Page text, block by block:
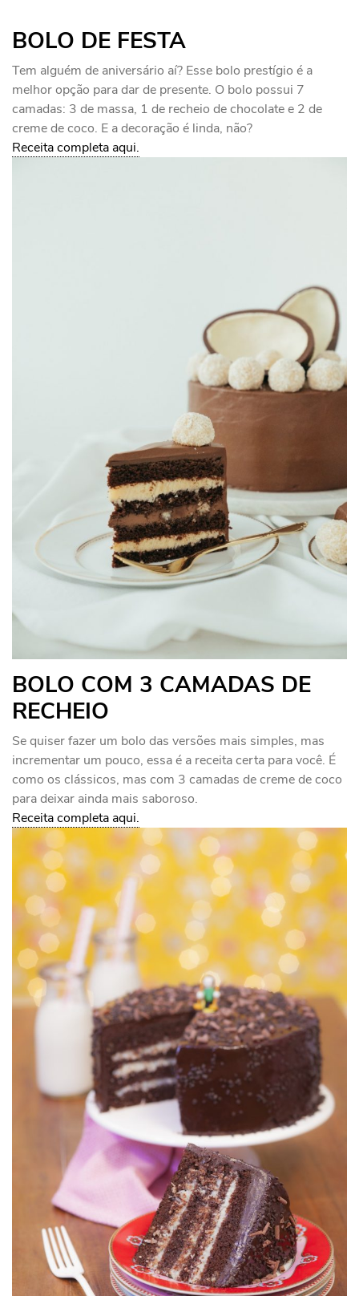
BOLO DE FESTA
Tem alguém de aniversário aí? Esse bolo prestígio é a
melhor opção para dar de presente. O bolo possui 7
camadas: 3 de massa, 1 de recheio de chocolate e 2 de
creme de coco. E a decoração é linda, não?
Receita completa aqui.
BOLO COM 3 CAMADAS DE
RECHEIO
Se quiser fazer um bolo das versões mais simples, mas
incrementar um pouco, essa é a receita certa para você. É
como os clássicos, mas com 3 camadas de creme de coco
para deixar ainda mais saboroso.
Receita completa aqui.